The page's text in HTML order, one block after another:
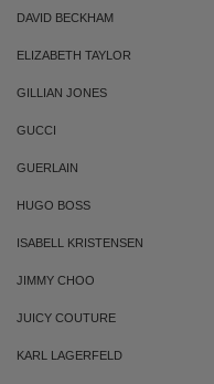
DAVID BECKHAM
ELIZABETH TAYLOR
GILLIAN JONES
GUCCI
GUERLAIN
HUGO BOSS
ISABELL KRISTENSEN
JIMMY CHOO
JUICY COUTURE
KARL LAGERFELD